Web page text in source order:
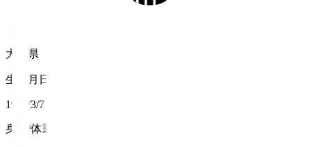
大分県
生年月日
1999/3/7
身長/体重